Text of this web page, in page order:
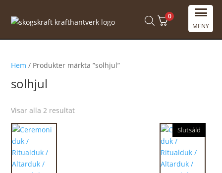
0
MENY
Hem / Produkter märkta ”solhjul”
solhjul
Visar alla 2 resultat
Slutsåld